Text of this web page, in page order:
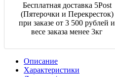
Бесплатная доставка 5Post
(Пятерочки и Перекресток)
при заказе от 3 500 рублей и
весе заказа менее 3кг
Описание
Характеристики